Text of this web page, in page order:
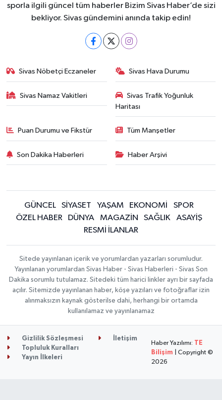
sporla ilgili güncel tüm haberler Bizim Sivas Haber’de sizi
bekliyor. Sivas gündemini anında takip edin!
Sivas Nöbetçi Eczaneler Sivas Hava Durumu
Sivas Namaz Vakitleri
Sivas Trafik Yoğunluk
Haritası
Puan Durumu ve Fikstür Tüm Manşetler
Son Dakika Haberleri Haber Arşivi
GÜNCEL SİYASET YAŞAM EKONOMİ
SPOR
ÖZEL HABER
DÜNYA MAGAZİN SAĞLIK
ASAYİŞ
RESMİ İLANLAR
Sitede yayınlanan içerik ve yorumlardan yazarları sorumludur.
Yayınlanan yorumlardan Sivas Haber - Sivas Haberleri - Sivas Son
Dakika sorumlu tutulamaz. Sitedeki tüm harici linkler ayrı bir sayfada
açılır. Sitemizde yayınlanan haber, köşe yazıları ve fotoğraflar izin
alınmaksızın kaynak gösterilse dahi, herhangi bir ortamda
kullanılamaz ve yayınlanamaz
Gizlilik Sözleşmesi
İletişim
Topluluk Kuralları
Yayın İlkeleri
Haber Yazılımı: TE
Bilişim | Copyright ©
2026